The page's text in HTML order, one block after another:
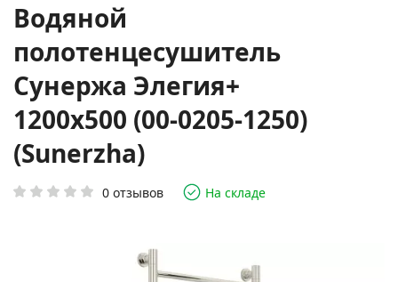
Водяной
полотенцесушитель
Сунержа Элегия+
1200x500 (00-0205-1250)
(Sunerzha)
0 отзывов На складе